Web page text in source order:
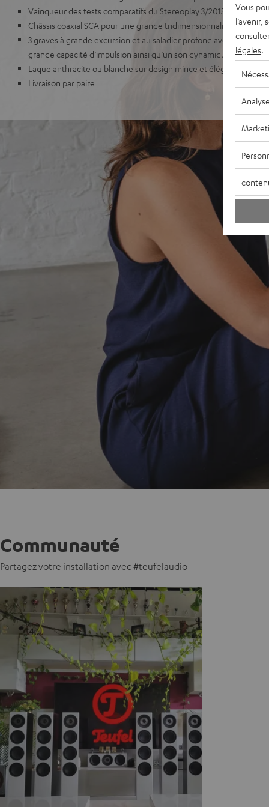
Vainqueur des tests comparatifs du Stereoplay 3/2015
Châssis coaxial SCA pour une grande tridimensionnalité et un
3 graves à grande excursion et au saladier profond avec
grande capacité d’impulsion ainsi qu’un son dynamique
Laque anthracite ou blanche sur design mince et élégant d’une
Livraison par paire
Communauté
Partagez votre installation avec #teufelaudio
Vous
l’avenir,
légales
Analyse